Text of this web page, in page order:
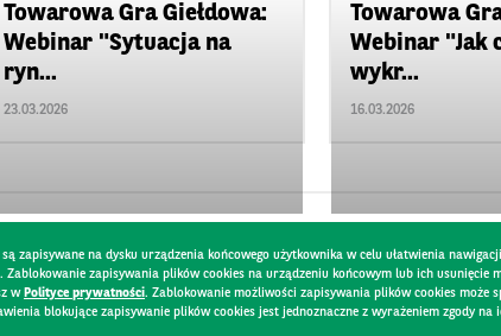
Towarowa Gra Giełdowa:
Webinar "Sytuacja na
ryn...
23.03.2026
Towarowa
Webinar "Jak
wykr...
16.03.2026
zapisywane na dysku urządzenia końcowego użytkownika w celu ułatwienia
zapisywania plików cookies na urządzeniu końcowym lub ich
w Polityce prywatności. Zablokowanie możliwości zapisywania plików cookies
blokujące zapisywanie plików cookies jest jednoznaczne z wyrażeniem zgody na